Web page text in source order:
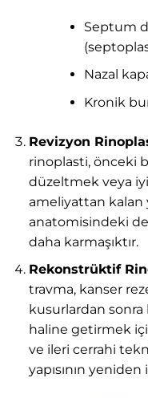
Septum
Nazal
Kronik
Revizyon
rinoplasti, önceki
düzeltmek veya
ameliyattan kalan
anatomisindeki
daha karmaşıktır.
Rekonstrüktif
travma, kanser
kusurlardan
haline getirmek
ve ileri cerrahi
yapısının